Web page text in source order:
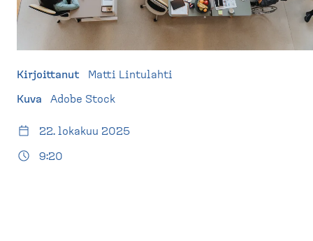
t
v
e
k
t
)
Kirjoittanut Matti Lintulahti
Kuva Adobe Stock
22. lokakuu 2025
9:20